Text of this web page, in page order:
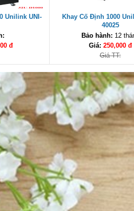
Unilink UNI-
đ
Khay Cố Định 1000
40025
Bảo hành: 12
Giá: 250,000 đ
Giá TT: